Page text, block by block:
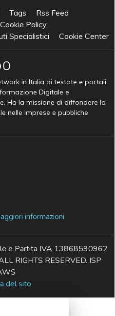
Tags
Rss Feed
Policy
Specialistici
Cookie Center
in Italia di testate e portali
Digitale e
Ha la missione di diffondere la
nelle imprese e pubbliche
informazioni
e Partita IVA 13868590962
RIGHTS RESERVED. ISP
del sito